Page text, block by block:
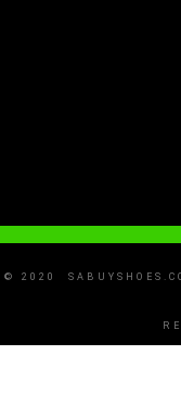
© 2020